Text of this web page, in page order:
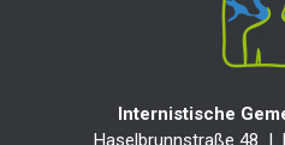
Internistische
Haselbrunnstraße 48 |